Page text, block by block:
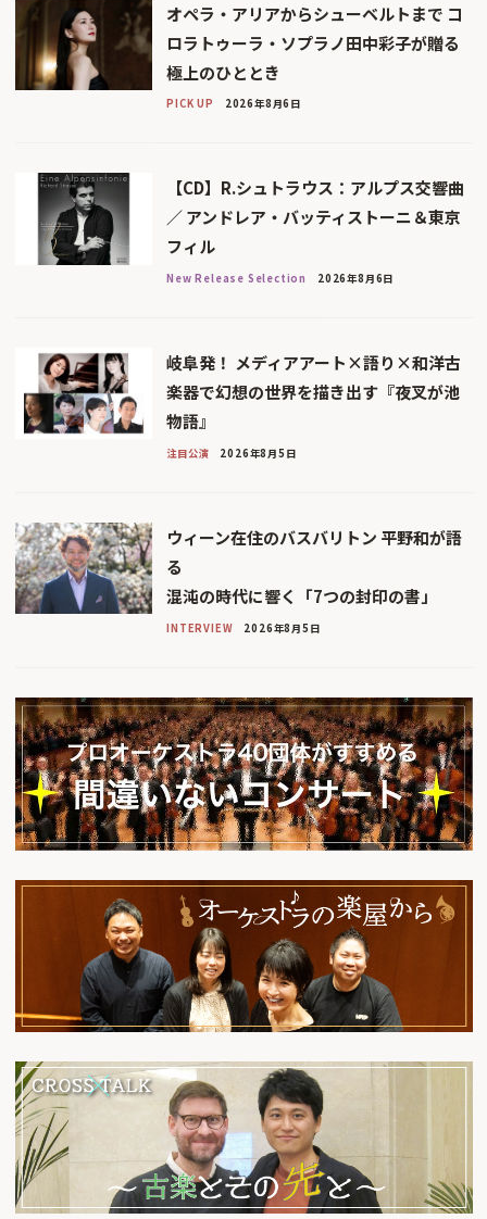
オペラ・アリアからシューベルトまで コ
ロラトゥーラ・ソプラノ田中彩子が贈る
極上のひととき
PICK UP 2026年8月6日
【CD】R.シュトラウス：アルプス交響曲
／ アンドレア・バッティストーニ＆東京
フィル
New Release Selection 2026年8月6日
岐阜発！ メディアアート×語り×和洋古
楽器で幻想の世界を描き出す『夜叉が池
物語』
注目公演 2026年8月5日
ウィーン在住のバスバリトン 平野和が語
る
混沌の時代に響く「7つの封印の書」
INTERVIEW 2026年8月5日